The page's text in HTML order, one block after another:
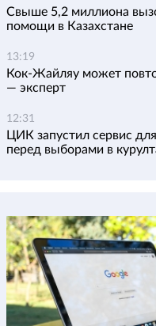
Свыше 5,2 миллиона
помощи в Казахстане
13:19
Кок-Жайляу может
— эксперт
12:31
ЦИК запустил сервис
перед выборами в